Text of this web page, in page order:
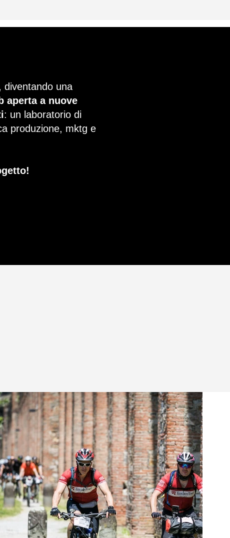
diventando una
aperta a nuove
: un laboratorio di
produzione, mktg e